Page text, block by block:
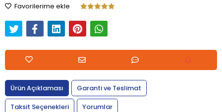
Favorilerime ekle
Ürün Açıklaması
Garanti ve Teslimat
Taksit Seçenekleri
Yorumlar